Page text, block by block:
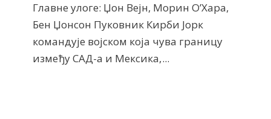
Главне улоге: Џон Вејн, Морин О’Хара,
Бен Џонсон Пуковник Кирби Јорк
командује војском која чува границу
између САД-а и Мексика,